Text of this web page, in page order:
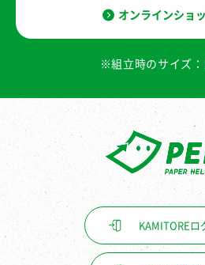
オンラインショ
※組立時のサイズ
KAMITORE ロ